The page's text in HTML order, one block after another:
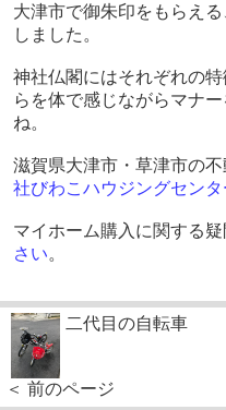
大津市で御朱印をもらえ
しました。
神社仏閣にはそれぞれの
らを体で感じながらマナ
ね。
滋賀県大津市・草津市の
社びわこハウジングセンタ
マイホーム購入に関する
さい。
二代目の自転車
＜ 前のページ